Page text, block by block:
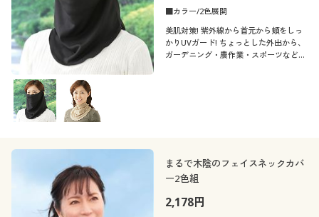
■カラー/2色展開
美肌対策! 紫外線から首元から頬をしっ
かりUVガード! ちょっとした外出から、
ガーデニング・農作業・スポーツなどに
まるで木陰のフェイスネックカバ
ー2色組
2,178円